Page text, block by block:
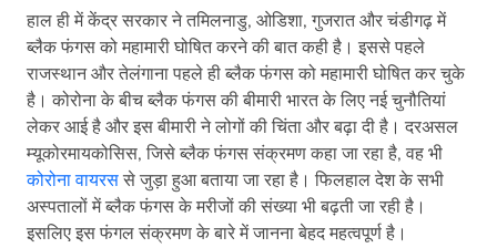
हाल ही में केंद्र सरकार ने तमिलनाडु, ओडिशा, गुजरात और चंडीगढ़ में
ब्लैक फंगस को महामारी घोषित करने की बात कही है। इससे पहले
राजस्थान और तेलंगाना पहले ही ब्लैक फंगस को महामारी घोषित कर चुके
है। कोरोना के बीच ब्लैक फंगस की बीमारी भारत के लिए नई चुनौतियां
लेकर आई है और इस बीमारी ने लोगों की चिंता और बढ़ा दी है। दरअसल
म्यूकोरमायकोसिस, जिसे ब्लैक फंगस संक्रमण कहा जा रहा है, वह भी
कोरोना वायरससे जुड़ा हुआ बताया जा रहा है। फिलहाल देश के सभी
अस्पतालों में ब्लैक फंगस के मरीजों की संख्या भी बढ़ती जा रही है।
इसलिए इस फंगल संक्रमण के बारे में जानना बेहद महत्वपूर्ण है।